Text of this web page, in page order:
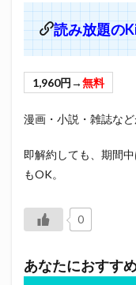
読み放題の
1,960円→無料
漫画・小説・雑誌な
即解約しても、期間
もOK。
0
あなたにおすす